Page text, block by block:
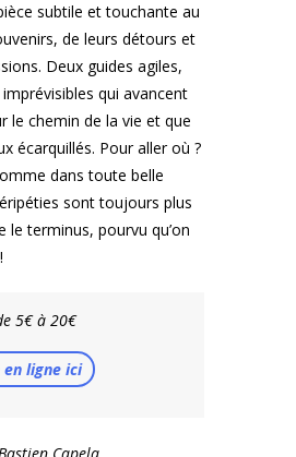
subtile et touchante au
de leurs détours et
Deux guides agiles,
qui avancent
le chemin de la vie et que
écarquillés. Pour aller où ?
dans toute belle
sont toujours plus
le terminus, pourvu qu’on
5€ à 20€
ligne ici